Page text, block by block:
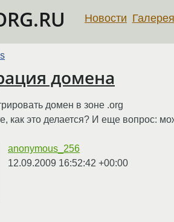
Новости Галерея
домена
домен в зоне .org
как это делается? И еще вопрос:
anonymous_256
12.09.2009 16:52:42 +00:00